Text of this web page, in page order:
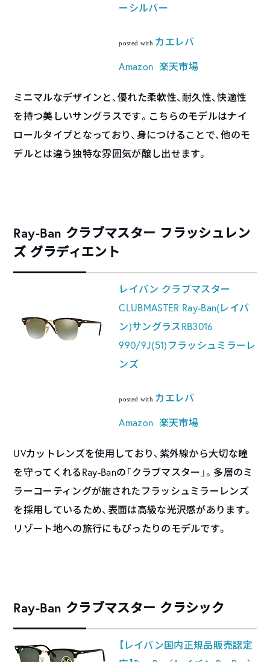
ーシルバー
posted with カエレバ
Amazon 楽天市場
ミニマルなデザインと、優れた柔軟性、耐久性、快適性
を持つ美しいサングラスです。こちらのモデルはナイ
ロールタイプとなっており、身につけることで、他のモ
デルとは違う独特な雰囲気が醸し出せます。
Ray-Ban クラブマスター フラッシュレン
ズ グラディエント
レイバン クラブマスター
CLUBMASTER Ray-Ban(レイバ
ン)サングラスRB3016
990/9J(51)フラッシュミラーレ
ンズ
posted with カエレバ
Amazon 楽天市場
UVカットレンズを使用しており、紫外線から大切な瞳
を守ってくれるRay-Banの「クラブマスター」。多層のミ
ラーコーティングが施されたフラッシュミラーレンズ
を採用しているため、表面は高級な光沢感があります。
リゾート地への旅行にもぴったりのモデルです。
Ray-Ban クラブマスター クラシック
【レイバン国内正規品販売認定